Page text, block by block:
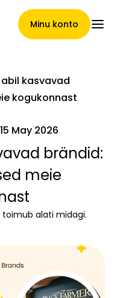
Minu konto
kasvavad
kogukonnast
15 May 2026
brändid:
meie
toimub alati midagi.